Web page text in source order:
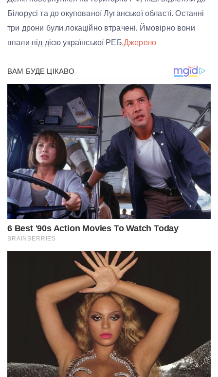
Білорусі та до окупованої Луганської області. Останні
три дрони були локаційно втрачені. Ймовірно вони
впали під дією української РЕБ.Джерело